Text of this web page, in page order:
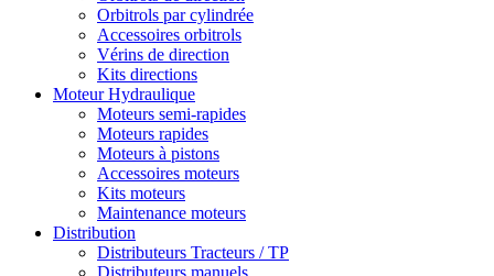
Orbitrols par cylindrée
Accessoires orbitrols
Vérins de direction
Kits directions
Moteur Hydraulique
Moteurs semi-rapides
Moteurs rapides
Moteurs à pistons
Accessoires moteurs
Kits moteurs
Maintenance moteurs
Distribution
Distributeurs Tracteurs / TP